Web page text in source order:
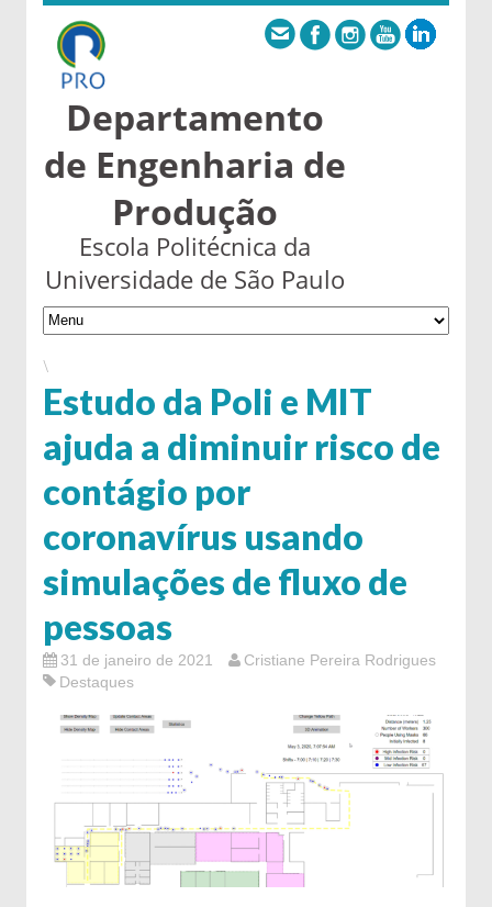
Departamento
de Engenharia de
Produção
Escola Politécnica da
Universidade de São Paulo
\
Estudo da Poli e MIT
ajuda a diminuir risco de
contágio por
coronavírus usando
simulações de fluxo de
pessoas
31 de janeiro de 2021
Cristiane Pereira Rodrigues
Destaques